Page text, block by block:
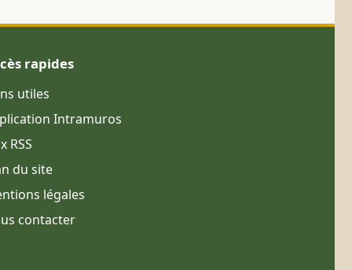
rapides
utiles
Intramuros
RSS
du site
légales
contacter